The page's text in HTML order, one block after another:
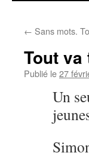
← Sans mots.
Tout
Publié le27
Un